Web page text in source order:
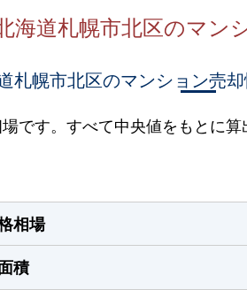
海道札幌市北区のマン
札幌市北区のマンション売却
です。すべて中央値をもとに算
相場
積